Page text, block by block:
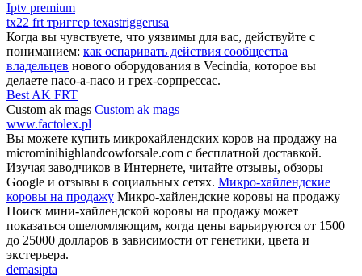
Iptv premium
tx22 frt триггер texastriggerusa
Когда вы чувствуете, что уязвимы для вас, действуйте с
пониманием: как оспаривать действия сообщества
владельцев нового оборудования в Vecindia, которое вы
делаете пасо-а-пасо и грех-сорпрессас.
Best AK FRT
Custom ak mags Custom ak mags
www.factolex.pl
Вы можете купить микрохайлендских коров на продажу на
microminihighlandcowforsale.com с бесплатной доставкой.
Изучая заводчиков в Интернете, читайте отзывы, обзоры
Google и отзывы в социальных сетях. Микро-хайлендские
коровы на продажу Микро-хайлендские коровы на продажу
Поиск мини-хайлендской коровы на продажу может
показаться ошеломляющим, когда цены варьируются от 1500
до 25000 долларов в зависимости от генетики, цвета и
экстерьера.
demasipta